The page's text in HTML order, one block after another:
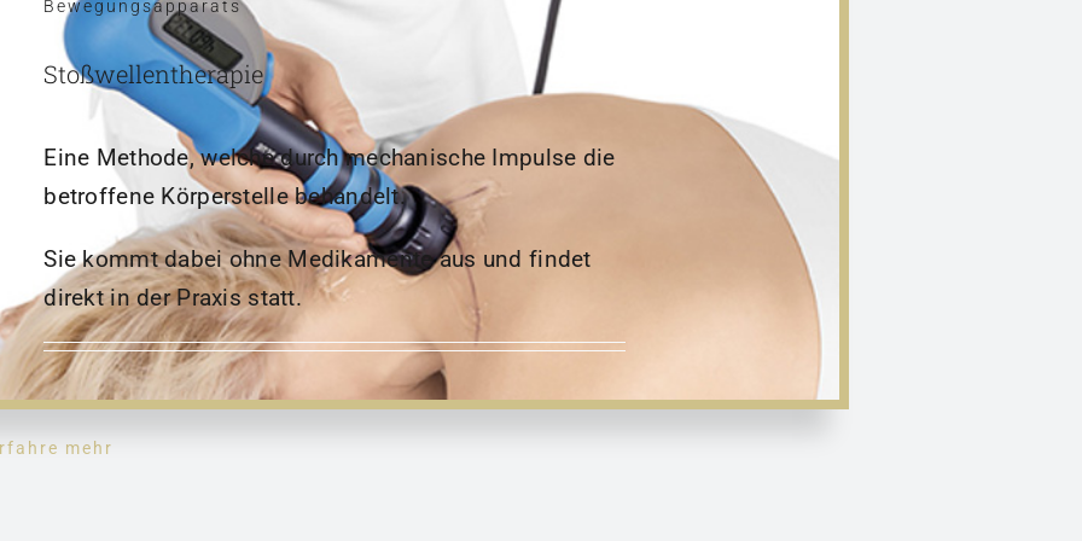
Bewegungsapparats
Stoßwellentherapie
Eine Methode, welche durch mechanische Impulse die
betroffene Körperstelle behandelt.
Sie kommt dabei ohne Medikamente aus und findet
direkt in der Praxis statt.
mehr